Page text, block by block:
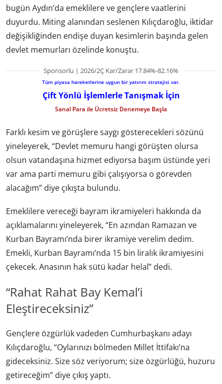
bugün Aydın’da emeklilere ve gençlere vaatlerini
duyurdu. Miting alanından seslenen Kılıçdaroğlu, iktidar
değişikliğinden endişe duyan kesimlerin başında gelen
devlet memurları özelinde konuştu.
Sponsorlu | 2026/2Ç Kar/Zarar 17.84%-82.16%
Tüm piyasa hareketlerine uygun bir yatırım stratejisi var.
Çift Yönlü İşlemlerle Tanışmak İçin
Sanal Para ile Ücretsiz Denemeye Başla
Farklı kesim ve görüşlere saygı gösterecekleri sözünü
yineleyerek, “Devlet memuru hangi görüşten olursa
olsun vatandaşına hizmet ediyorsa başım üstünde yeri
var ama parti memuru gibi çalışıyorsa o görevden
alacağım” diye çıkışta bulundu.
Emeklilere vereceği bayram ikramiyeleri hakkında da
açıklamalarını yineleyerek, “En azından Ramazan ve
Kurban Bayramı’nda birer ikramiye verelim dedim.
Emekli, Kurban Bayramı’nda 15 bin liralık ikramiyesini
çekecek. Anasının hak sütü kadar helal” dedi.
“Rahat Rahat Bay Kemal’i
Eleştireceksiniz”
Gençlere özgürlük vadeden Cumhurbaşkanı adayı
Kılıçdaroğlu, “Oylarınızı bölmeden Millet İttifakı’na
gideceksiniz. Size söz veriyorum; size özgürlüğü, huzuru
getireceğim” diye çıkış yaptı.